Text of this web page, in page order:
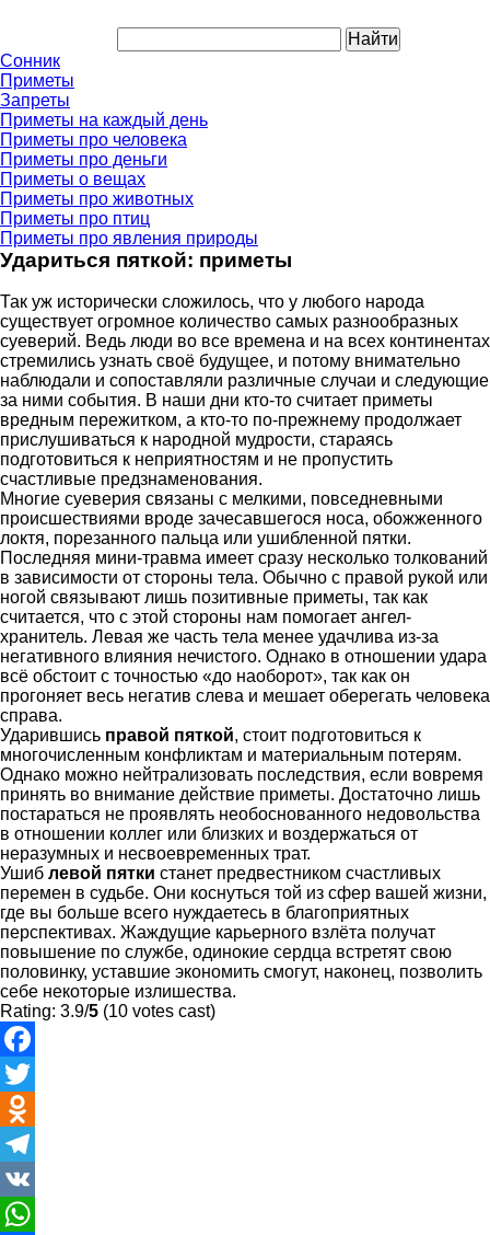
Сонник
Приметы
Запреты
Приметы на каждый день
Приметы про человека
Приметы про деньги
Приметы о вещах
Приметы про животных
Приметы про птиц
Приметы про явления природы
Удариться пяткой: приметы
Так уж исторически сложилось, что у любого народа
существует огромное количество самых разнообразных
суеверий. Ведь люди во все времена и на всех континентах
стремились узнать своё будущее, и потому внимательно
наблюдали и сопоставляли различные случаи и следующие
за ними события. В наши дни кто-то считает приметы
вредным пережитком, а кто-то по-прежнему продолжает
прислушиваться к народной мудрости, стараясь
подготовиться к неприятностям и не пропустить
счастливые предзнаменования.
Многие суеверия связаны с мелкими, повседневными
происшествиями вроде зачесавшегося носа, обожженного
локтя, порезанного пальца или ушибленной пятки.
Последняя мини-травма имеет сразу несколько толкований
в зависимости от стороны тела. Обычно с правой рукой или
ногой связывают лишь позитивные приметы, так как
считается, что с этой стороны нам помогает ангел-
хранитель. Левая же часть тела менее удачлива из-за
негативного влияния нечистого. Однако в отношении удара
всё обстоит с точностью «до наоборот», так как он
прогоняет весь негатив слева и мешает оберегать человека
справа.
Ударившись правой пяткой, стоит подготовиться к
многочисленным конфликтам и материальным потерям.
Однако можно нейтрализовать последствия, если вовремя
принять во внимание действие приметы. Достаточно лишь
постараться не проявлять необоснованного недовольства
в отношении коллег или близких и воздержаться от
неразумных и несвоевременных трат.
Ушиб левой пятки станет предвестником счастливых
перемен в судьбе. Они коснуться той из сфер вашей жизни,
где вы больше всего нуждаетесь в благоприятных
перспективах. Жаждущие карьерного взлёта получат
повышение по службе, одинокие сердца встретят свою
половинку, уставшие экономить смогут, наконец, позволить
себе некоторые излишества.
Rating: 3.9/5 (10 votes cast)
Facebook
Twitter
Odnoklassniki
Telegram
VK